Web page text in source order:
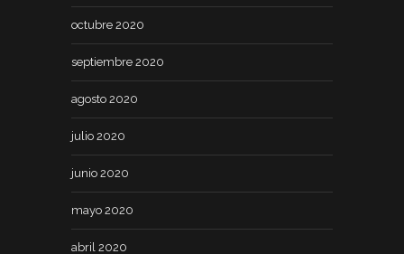
octubre 2020
septiembre 2020
agosto 2020
julio 2020
junio 2020
mayo 2020
abril 2020